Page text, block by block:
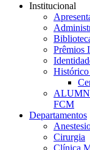
Institucional
Prêmios
ALUMNI
FCM
Departamentos
Cirurgia
Clínica